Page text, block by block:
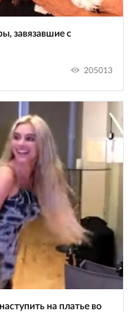
завязавшие с
205013
на платье во